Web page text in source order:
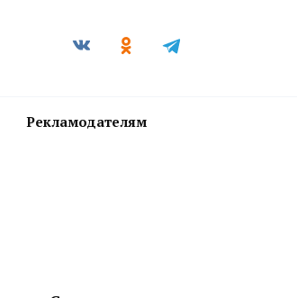
Рекламодателям